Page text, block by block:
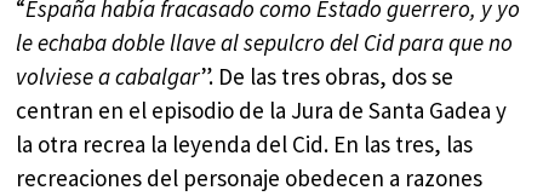
“España había fracasado como Estado guerrero, y yo
le echaba doble llave al sepulcro del Cid para que no
volviese a cabalgar”. De las tres obras, dos se
centran en el episodio de la Jura de Santa Gadea y
la otra recrea la leyenda del Cid. En las tres, las
recreaciones del personaje obedecen a razones